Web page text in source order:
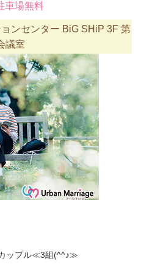
車場無料
ンセンター BiG SHiP 3F 第
議室
ル≪3組(^^♪≫